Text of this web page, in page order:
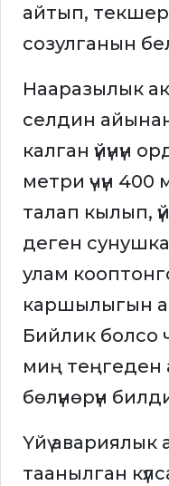
айтып,
созулганын
Нааразылык
селдин
калган үйүнүн
метри үчүн
талап кылып,
деген
улам
каршылыгын
Бийлик болсо
миң теңгеден
бөлүнөрүн
Үйү авариялык
таанылган